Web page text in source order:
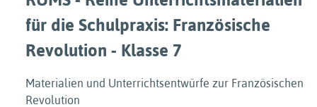
für die Schulpraxis: Französische
Revolution - Klasse 7
Materialien und Unterrichtsentwürfe zur Französischen
Revolution